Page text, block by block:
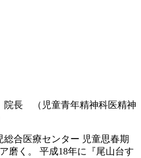
長 （児童青年精神科医精神
合医療センター 児童思春期
磨く。 平成18年に『尾山台す